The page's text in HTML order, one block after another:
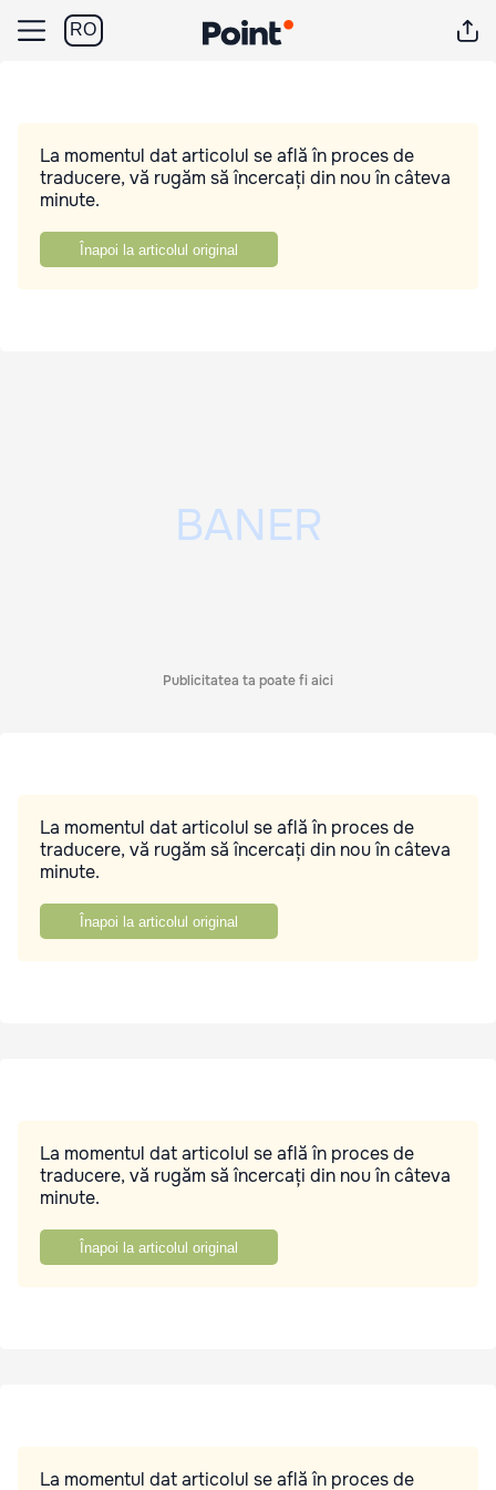
RO
La momentul dat articolul se află în proces de
traducere, vă rugăm să încercați din nou în câteva
minute.
Înapoi la articolul original
Publicitatea ta poate fi aici
La momentul dat articolul se află în proces de
traducere, vă rugăm să încercați din nou în câteva
minute.
Înapoi la articolul original
La momentul dat articolul se află în proces de
traducere, vă rugăm să încercați din nou în câteva
minute.
Înapoi la articolul original
La momentul dat articolul se află în proces de